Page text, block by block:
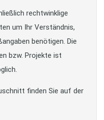
rechtwinklige
um Ihr Verständnis,
benötigen. Die
bzw. Projekte ist
finden Sie auf der